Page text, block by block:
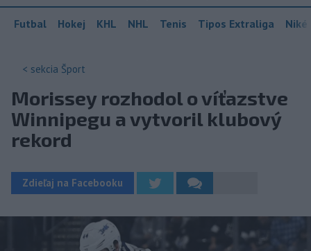
Futbal Hokej KHL NHL Tenis Tipos Extraliga
< sekcia Šport
Morissey rozhodol o víťazstve
Winnipegu a vytvoril klubový
rekord
Zdieľaj na Facebooku